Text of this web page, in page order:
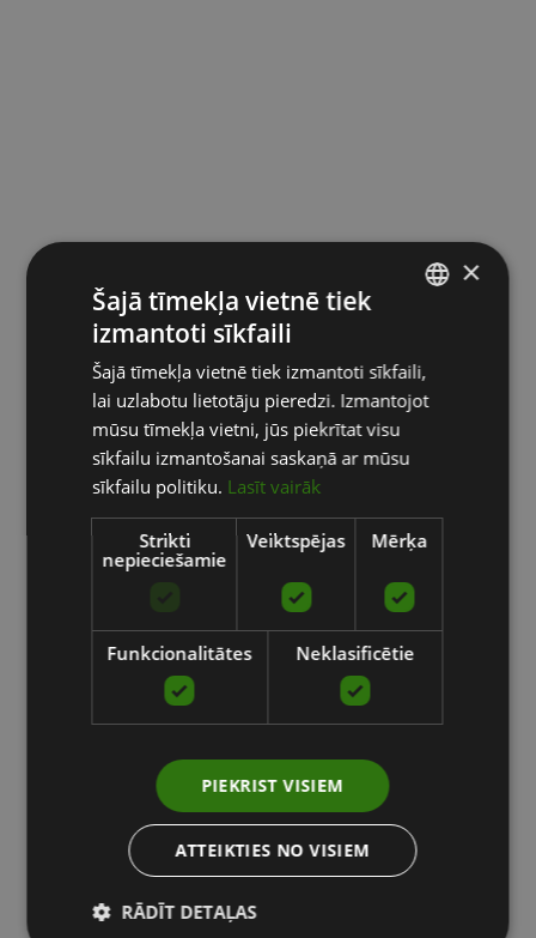
ENGLISH
RUSSIAN
×
Šajā tīmekļa vietnē tiek
izmantoti sīkfaili
Šajā tīmekļa vietnē tiek izmantoti sīkfaili,
lai uzlabotu lietotāju pieredzi. Izmantojot
mūsu tīmekļa vietni, jūs piekrītat visu
sīkfailu izmantošanai saskaņā ar mūsu
sīkfailu politiku. Lasīt vairāk
Strikti
nepieciešamie
Veiktspējas Mērķa
Funkcionalitātes Neklasificētie
PIEKRIST VISIEM
ATTEIKTIES NO VISIEM
RĀDĪT DETAĻAS